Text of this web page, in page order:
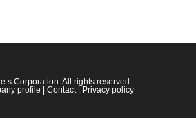
Corporation. All rights reserved
profile Contact| Privacy policy